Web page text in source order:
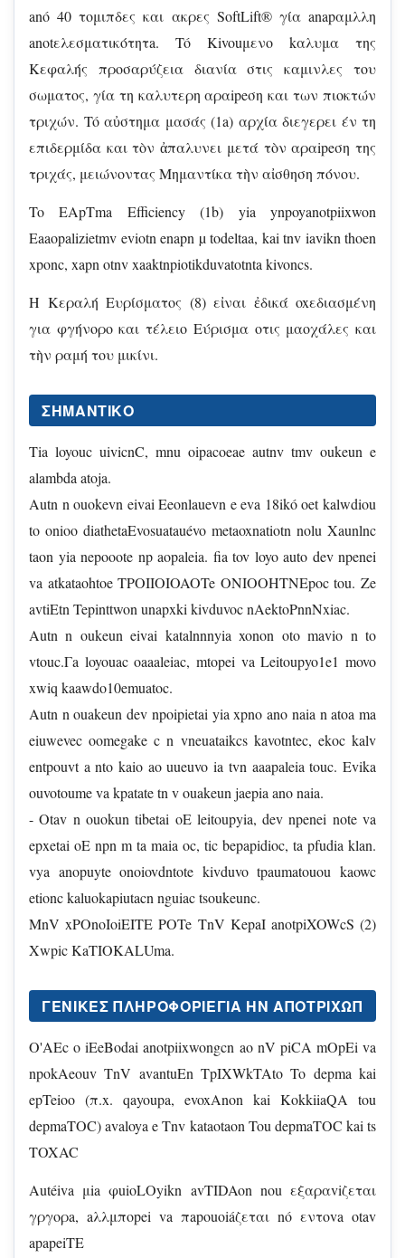
anó 40 τομιπδες και ακρες SoftLift® γία anapαμλλη
anotελεσματικότητa. Tó Kivouμενo kαλυμα της
Κεφαλής προσαρύζεια διανία στις καμινλες του
σωματος, γία τη καλυτερη αραipeση και των πιοκτών
τριχών. Tó αὐστημα μασάς (1a) αρχία διεγερει έν τη
επιδερμίδα και τὸν ἀπαλυνει μετά τὸν αραipeση της
τριχάς, μειώνοντας Μημαντίκα τὴν αἰσθηση πόνου.
To EApTma Efficiency (1b) yia ynpoyanotpiixwon
Eaaopalizietmv eviotn enapn µ todeltaa, kai tnv iavikn thoen
xponc, xapn otnv xaaktnpiotikduvatotnta kivoncs.
H Kεραλή Ευρίσματος (8) εἰναι ἐδικά oxεδιασμένη
για φγήνορο και τέλειο Εύρισμα οτις μαοχάλες και
τὴν ραμή του μικίνι.
ΣΗΜΑΝΤΙΚΌ
Tia loyouc uivicnC, mnu oipacoeae autnv tmv oukeun e
alambda atoja.
Autn n ouokevn eivai Eeonlauevn e eva 18ikó oet kalwdiou
to onioo diathetaEvosuatauévo metaoxnatiotn nolu Xaunlnc
taon yia nepooote np aopaleia. fia tov loyo auto dev npenei
va atkataohtoe TPOIIOIOAOTe ONIOOHTNEpoc tou. Ze
avtiEtn Tepinttwon unapxki kivduvoc nAektoPnnNxiac.
Autn n oukeun eivai katalnnnyia xonon oto mavio n to
vtouc.Γa loyouac oaaaleiac, mtopei va Leitoupyo1e1 movo
xwiq kaawdo10emuatoc.
Autn n ouakeun dev npoipietai yia xpno ano naia n atoa ma
eiuwevec oomegake c n vneuataikcs kavotntec, ekoc kalv
entpouvt a nto kaio ao uueuvo ia tvn aaapaleia touc. Evika
ouvotoume va kpatate tn v ouakeun jaepia ano naia.
- Otav n ouokun tibetai oE leitoupyia, dev npenei note va
epxetai oE npn m ta maia oc, tic bepapidioc, ta pfudia klan.
vya anopuyte onoiovdntote kivduvo tpaumatouou kaowc
etionc kaluokapiutacn nguiac tsoukeunc.
MnV xPOnoIoiEITE POTe TnV KepaI anotpiXOWcS (2)
Xwpic KaTIOKALUma.
ΓΕΝΙΚΕΣ ΠΛΗΡΟΦΟΡΊΕΓΙΑ ΗΝ ἈΠΟΤΡΊΧΩΠ
O'AEc o iEeBodai anotpiixwongcn ao nV piCA mOpEi va
npokAeouv TnV avantuEn TpIXWkTAto To depma kai
epTeioo (π.x. qayoupa, evoxAnon kai KokkiiaQA tou
depmaTOC) avaloya e Tnv kataotaon Tou depmaTOC kai ts
TOXAC
Autéiva μia φuioLOyikn avTIDAon nou εξαραviζεται
γργoρa, aλλμπopei va πapouoiáζεται nó εντοva otav
apapeiTE